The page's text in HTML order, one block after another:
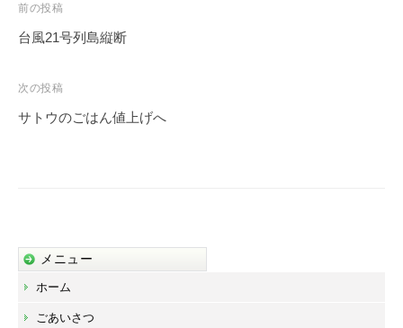
投
稿
ビ
ゲ
前の投稿
台風21号列島縦断
次の投稿
サトウのごはん値上げへ
メニュー
ホーム
ごあいさつ